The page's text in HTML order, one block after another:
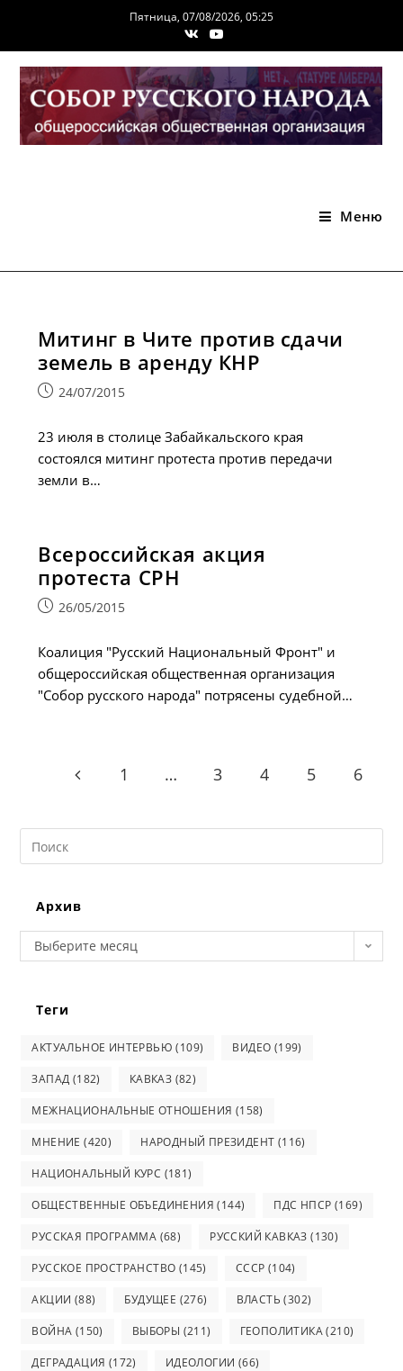
содержимому
Пятница, 07/08/2026, 05:25
Меню
Митинг в Чите против сдачи
земель в аренду КНР
Запись24/07/2015
23 июля в столице Забайкальского края
состоялся митинг протеста против передачи
земли в…
Всероссийская акция
протеста СРН
Запись26/05/2015
Коалиция "Русский Национальный Фронт" и
общероссийская общественная организация
"Собор русского народа" потрясены судебной…
Go to the previous page
1 … 3 4 5 6
Search
this
Архив
Архив
Выберите месяц
Теги
АКТУАЛЬНОЕ ИНТЕРВЬЮ (109) ВИДЕО (199)
ЗАПАД (182) КАВКАЗ (82)
МЕЖНАЦИОНАЛЬНЫЕ ОТНОШЕНИЯ (158)
МНЕНИЕ (420) НАРОДНЫЙ ПРЕЗИДЕНТ (116)
НАЦИОНАЛЬНЫЙ КУРС (181)
ОБЩЕСТВЕННЫЕ ОБЪЕДИНЕНИЯ (144) ПДС НПСР (169)
РУССКАЯ ПРОГРАММА (68) РУССКИЙ КАВКАЗ (130)
РУССКОЕ ПРОСТРАНСТВО (145) СССР (104)
АКЦИИ (88) БУДУЩЕЕ (276) ВЛАСТЬ (302)
ВОЙНА (150) ВЫБОРЫ (211) ГЕОПОЛИТИКА(210)
ДЕГРАДАЦИЯ (172) ИДЕОЛОГИИ (66)